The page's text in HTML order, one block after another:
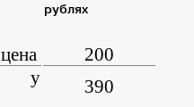
рублях
200
у
390